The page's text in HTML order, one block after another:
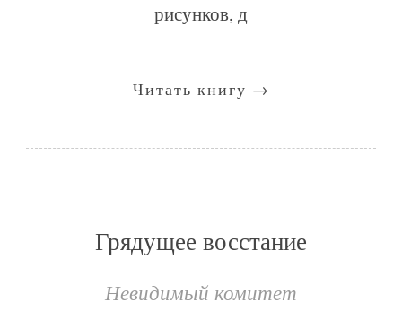
рисунков, д
Читать книгу →
Грядущее восстание
Невидимый комитет